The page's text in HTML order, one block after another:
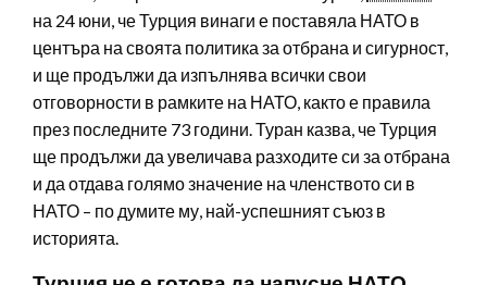
на 24 юни, че Турция винаги е поставяла НАТО в
центъра на своята политика за отбрана и сигурност,
и ще продължи да изпълнява всички свои
отговорности в рамките на НАТО, както е правила
през последните 73 години. Туран казва, че Турция
ще продължи да увеличава разходите си за отбрана
и да отдава голямо значение на членството си в
НАТО – по думите му, най-успешният съюз в
историята.